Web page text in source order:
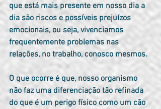
que está mais presente em nosso dia a
dia são riscos e possíveis prejuízos
emocionais, ou seja, vivenciamos
frequentemente problemas nas
relações, no trabalho, conosco mesmos.
O que ocorre é que, nosso organismo
não faz uma diferenciação tão refinada
do que é um perigo físico como um cão